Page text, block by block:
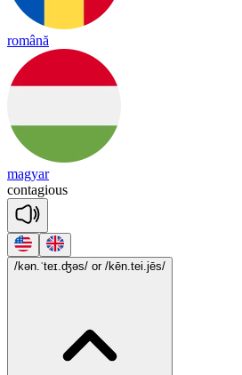
română
magyar
contagious
/kən.ˈteɪ.ʤəs/ or /kēn.tei.jēs/